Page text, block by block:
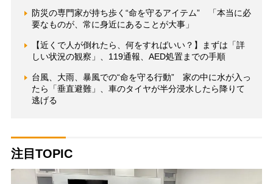
防災の専門家が持ち歩く“命を守るアイテム” 「本当に必
要なものが、常に身近にあることが大事」
【近くで人が倒れたら、何をすればいい？】まずは「詳
しい状況の観察」、119通報、AED処置までの手順
台風、大雨、暴風での“命を守る行動” 家の中に水が入っ
たら「垂直避難」、車のタイヤが半分浸水したら降りて
逃げる
注目TOPIC